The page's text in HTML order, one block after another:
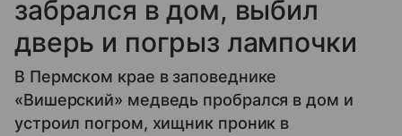
забрался в дом, выбил
дверь и погрыз лампочки
В Пермском крае в заповеднике
«Вишерский» медведь пробрался в дом и
устроил погром, хищник проник в